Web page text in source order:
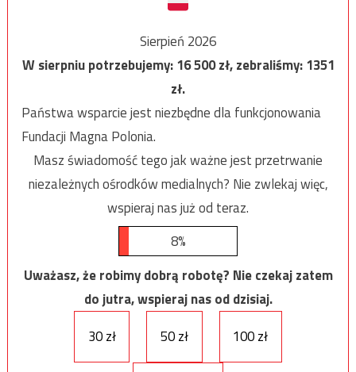
Sierpień 2026
W sierpniu potrzebujemy:16 500zł, zebraliśmy:1351
zł.
Państwa wsparcie jest niezbędne dla funkcjonowania
Fundacji Magna Polonia.
Masz świadomość tego jak ważne jest przetrwanie
niezależnych ośrodków medialnych? Nie zwlekaj więc,
wspieraj nas już od teraz.
8%
Uważasz, że robimy dobrą robotę? Nie czekaj zatem
do jutra, wspieraj nas od dzisiaj.
30 zł
50 zł 100 zł